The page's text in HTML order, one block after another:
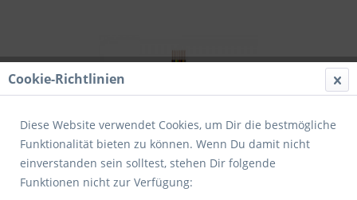
Cookie-Richtlinien
Diese Website verwendet Cookies, um Dir die bestmögliche
Funktionalität bieten zu können. Wenn Du damit nicht
einverstanden sein solltest, stehen Dir folgende
Funktionen nicht zur Verfügung: